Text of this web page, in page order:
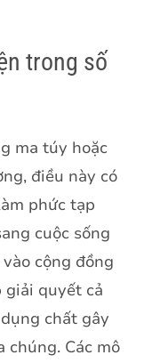
trong số
ma túy hoặc
điều này có
phức tạp
cuộc sống
cộng đồng
giải quyết cả
chất gây
chúng. Các mô